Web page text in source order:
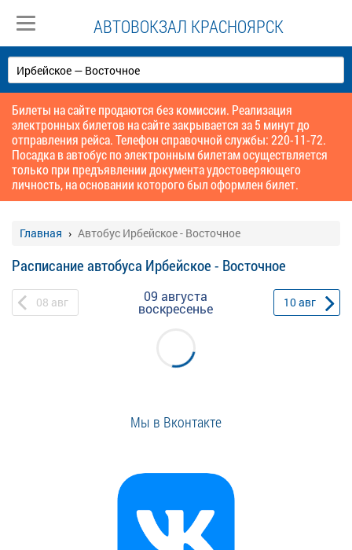
АВТОВОКЗАЛ КРАСНОЯРСК
Билеты на сайте продаются без комиссии. Реализация
электронных билетов на сайте закрывается за 5 минут до
отправления рейса. Телефон справочной службы: 220-11-72.
Посадка в автобус по электронным билетам осуществляется
только при предъявлении документа удостоверяющего
личность, на основании которого был оформлен билет.
Главная Автобус Ирбейское - Восточное
Расписание автобуса Ирбейское - Восточное
08 авг 09 августа
воскресенье 10авг
Мы в Вконтакте